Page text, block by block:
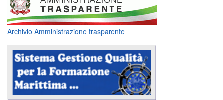
Archivio Amministrazione trasparente